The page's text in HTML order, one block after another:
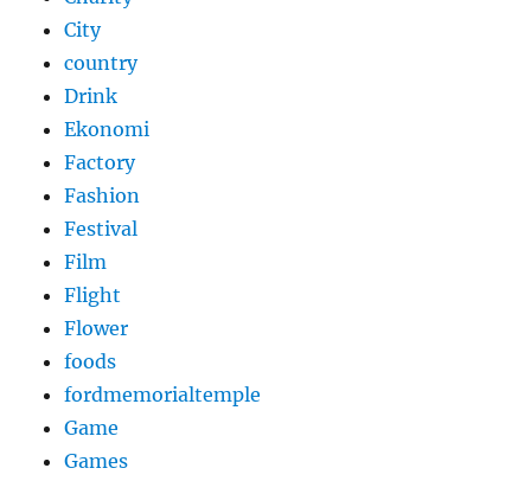
City
country
Drink
Ekonomi
Factory
Fashion
Festival
Film
Flight
Flower
foods
fordmemorialtemple
Game
Games